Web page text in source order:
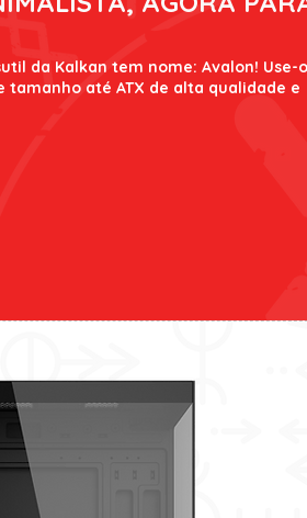
da Kalkan tem nome: Avalon! Use-o
tamanho até ATX de alta qualidade e